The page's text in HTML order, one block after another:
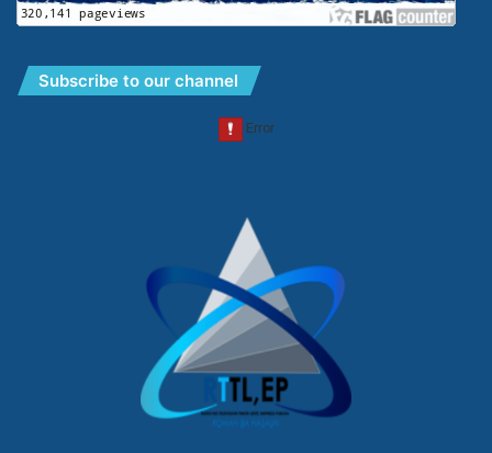
Subscribe to our channel